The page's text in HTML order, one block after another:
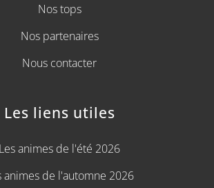
Nos tops
Nos partenaires
Nous contacter
Les liens utiles
Les animes de l'été 2026
animes de l'automne 2026